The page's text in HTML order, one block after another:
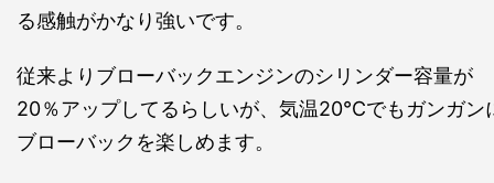
る感触がかなり強いです。
従来よりブローバックエンジンのシリンダー容量が
20％アップしてるらしいが、気温20℃でもガンガン
ブローバックを楽しめます。